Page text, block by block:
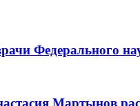
Федерального
Мартынов